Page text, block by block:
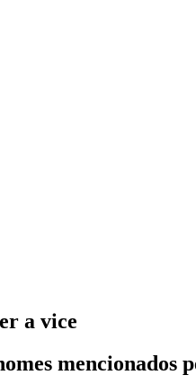
a vice
mencionados